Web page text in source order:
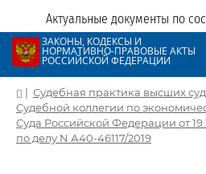
Актуальные документы по
ЗАКОНЫ, КОДЕКСЫ И
НОРМАТИВНО-ПРАВОВЫЕ АКТЫ
РОССИЙСКОЙ ФЕДЕРАЦИИ
| Судебная практика высших
Судебной коллегии по
Суда Российской Федерации от
по делу N А40-46117/2019